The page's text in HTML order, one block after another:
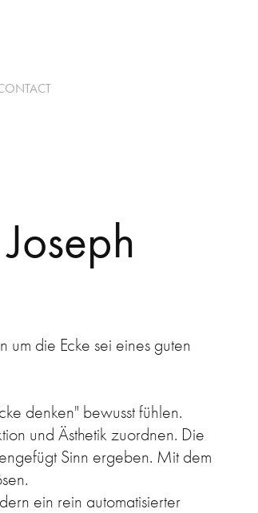
um die Ecke sei eines guten
denken" bewusst fühlen.
und Ästhetik zuordnen. Die
Sinn ergeben. Mit dem
ein rein automatisierter